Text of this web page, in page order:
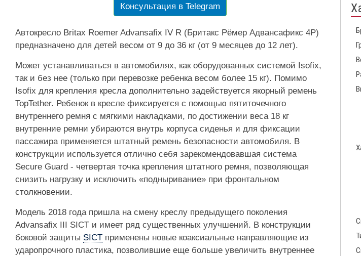
Консультация в Telegram
Автокресло Britax Roemer Advansafix IV R (Бритакс Рёмер Адвансафикс 4Р)
предназначено для детей весом от 9 до 36 кг (от 9 месяцев до 12 лет).
Может устанавливаться в автомобилях, как оборудованных системой Isofix,
так и без нее (только при перевозке ребенка весом более 15 кг). Помимо
Isofix для крепления кресла дополнительно задействуется якорный ремень
TopTether. Ребенок в кресле фиксируется с помощью пятиточечного
внутреннего ремня с мягкими накладками, по достижении веса 18 кг
внутренние ремни убираются внутрь корпуса сиденья и для фиксации
пассажира применяется штатный ремень безопасности автомобиля. В
конструкции используется отлично себя зарекомендовавшая система
Secure Guard - четвертая точка крепления штатного ремня, позволяющая
снизить нагрузку и исключить
подныривание
при фронтальном
столкновении.
Модель 2018 года пришла на смену креслу предыдущего поколения
Advansafix III SICT и имеет ряд существенных улучшений. В конструкции
боковой защиты SICT применены новые коаксиальные направляющие из
ударопрочного пластика, позволившие еще больше увеличить внутреннее